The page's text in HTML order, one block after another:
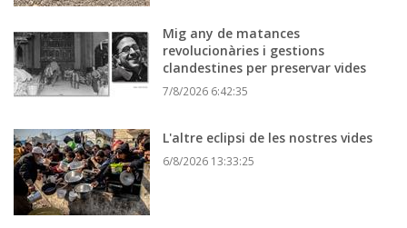
Mig any de matances
revolucionàries i gestions
clandestines per preservar vides
7/8/2026 6:42:35
L'altre eclipsi de les nostres vides
6/8/2026 13:33:25